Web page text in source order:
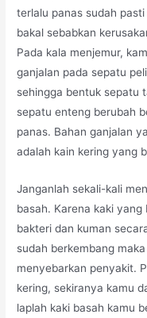
terlalu panas sudah
bakal sebabkan
Pada kala menjemur,
ganjalan pada sepatu
sehingga bentuk sepatu
sepatu enteng berubah
panas. Bahan ganjalan
adalah kain kering yang
Janganlah sekali-kali
basah. Karena kaki
bakteri dan kuman
sudah berkembang
menyebarkan penyakit.
kering, sekiranya kamu
laplah kaki basah kamu